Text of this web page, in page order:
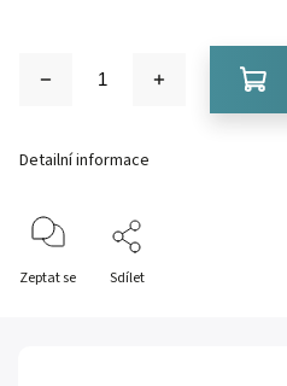
Detailní informace
Zeptat se Sdílet